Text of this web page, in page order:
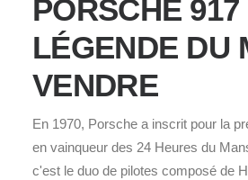
PORSCHE
LÉGENDE DU
VENDRE
En 1970, Porsche a inscrit pour la
en vainqueur des 24 Heures du
c'est le duo de pilotes composé de